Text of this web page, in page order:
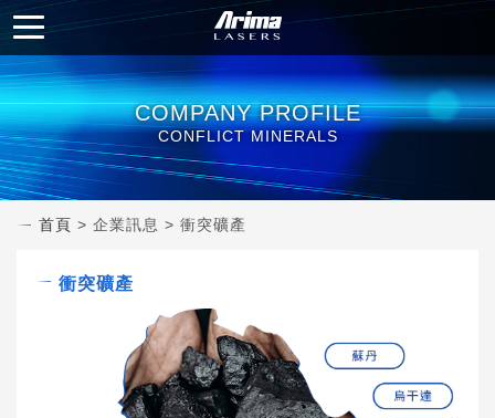
COMPANY PROFILE
CONFLICT MINERALS
首頁 > 企業訊息 > 衝突礦產
衝突礦產